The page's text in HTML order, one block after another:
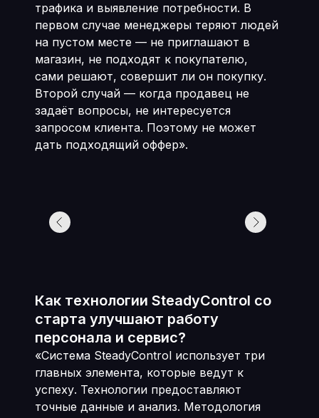
трафика и выявление потребности. В
первом случае менеджеры теряют людей
на пустом месте — не приглашают в
магазин, не подходят к покупателю,
сами решают, совершит ли он покупку.
Второй случай — когда продавец не
задаёт вопросы, не интересуется
запросом клиента. Поэтому не может
дать подходящий оффер».
Как технологии SteadyControl со
старта улучшают работу
персонала и сервис?
«Система SteadyControl использует три
главных элемента, которые ведут к
успеху. Технологии предоставляют
точные данные и анализ. Методология